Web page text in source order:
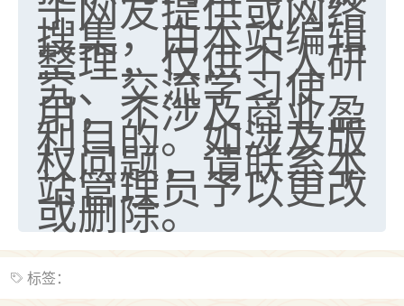
搜集，由本站编辑
整理，仅供个人研
究、交流学习使
用，不涉及商业盈
利目的。如涉及版
权问题，请联系本
站管理员予以更改
或删除。
标签：
超度，现在看来，人不信也不行。
2天前 来自云南 11
优秀的张同学
老师收徒吗？？我对这些很感兴趣
2天前 来自山西 15